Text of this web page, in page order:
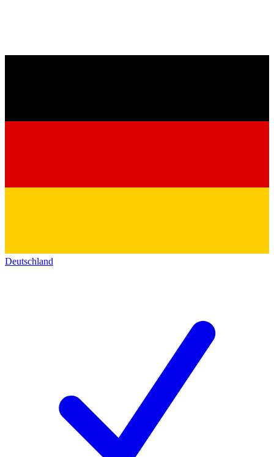
Deutschland